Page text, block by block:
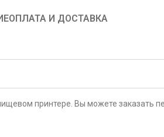
ОПЛАТА И ДОСТАВКА
принтере. Вы можете заказать